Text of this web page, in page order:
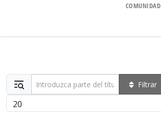
COMUNIDAD
Introduzca parte del título Filtrar
Cantidad a mostrar